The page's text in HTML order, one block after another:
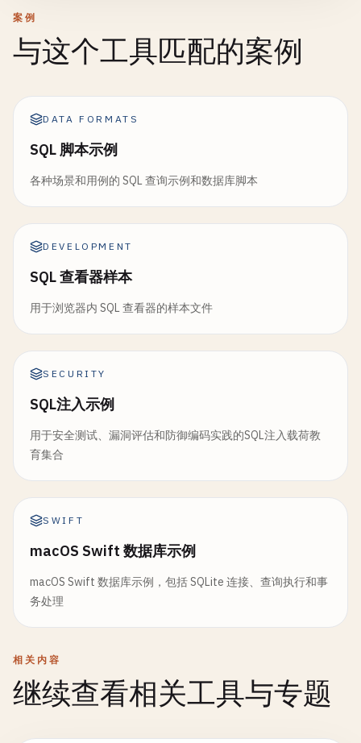
案例
与这个工具匹配的案例
DATA FORMATS
SQL 脚本示例
各种场景和用例的 SQL 查询示例和数据库脚本
DEVELOPMENT
SQL 查看器样本
用于浏览器内 SQL 查看器的样本文件
SECURITY
SQL注入示例
用于安全测试、漏洞评估和防御编码实践的SQL注入载荷教
育集合
SWIFT
macOS Swift 数据库示例
macOS Swift 数据库示例，包括 SQLite 连接、查询执行和事
务处理
相关内容
继续查看相关工具与专题